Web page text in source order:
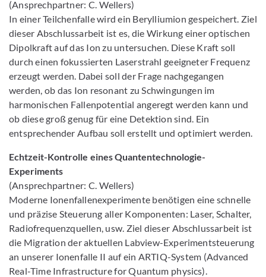
(Ansprechpartner: C. Wellers)
In einer Teilchenfalle wird ein Berylliumion gespeichert. Ziel
dieser Abschlussarbeit ist es, die Wirkung einer optischen
Dipolkraft auf das Ion zu untersuchen. Diese Kraft soll
durch einen fokussierten Laserstrahl geeigneter Frequenz
erzeugt werden. Dabei soll der Frage nachgegangen
werden, ob das Ion resonant zu Schwingungen im
harmonischen Fallenpotential angeregt werden kann und
ob diese groß genug für eine Detektion sind. Ein
entsprechender Aufbau soll erstellt und optimiert werden.
Echtzeit-Kontrolle eines Quantentechnologie-
Experiments
(Ansprechpartner: C. Wellers)
Moderne Ionenfallenexperimente benötigen eine schnelle
und präzise Steuerung aller Komponenten: Laser, Schalter,
Radiofrequenzquellen, usw. Ziel dieser Abschlussarbeit ist
die Migration der aktuellen Labview-Experimentsteuerung
an unserer Ionenfalle II auf ein ARTIQ-System (Advanced
Real-Time Infrastructure for Quantum physics).